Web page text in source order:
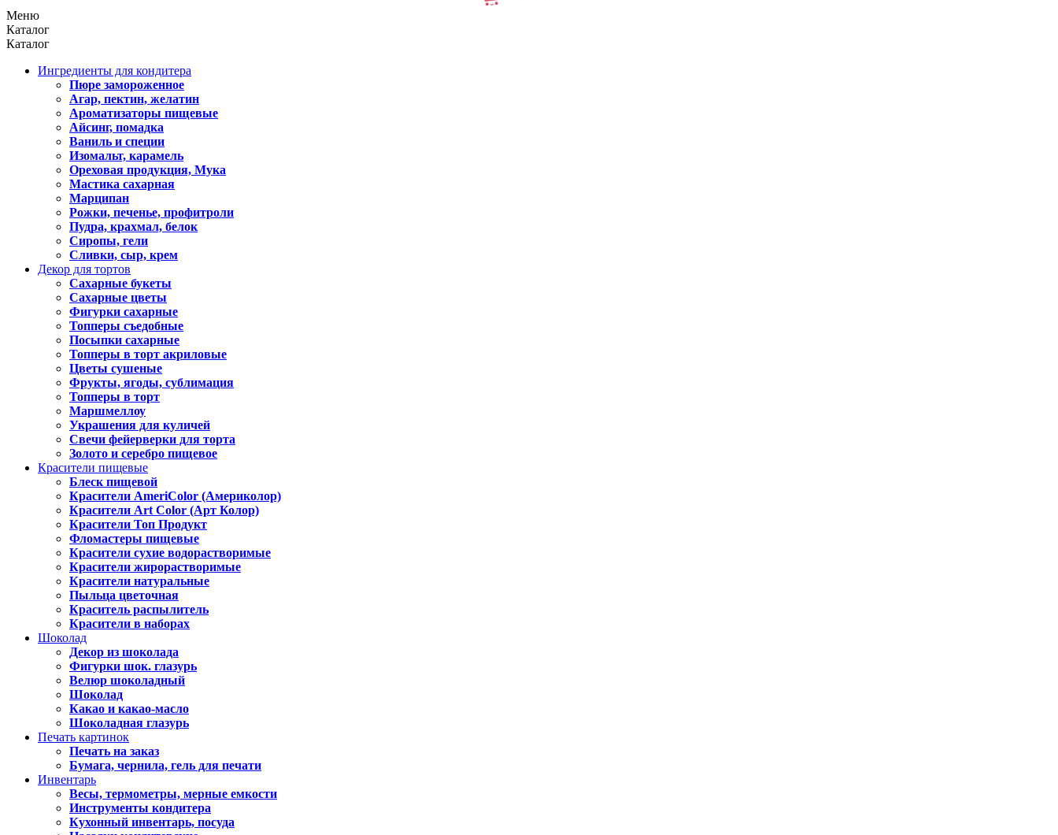
Меню
Каталог
Каталог
Ингредиенты для кондитера
Пюре замороженное
Агар, пектин, желатин
Ароматизаторы пищевые
Айсинг, помадка
Ваниль и специи
Изомальт, карамель
Ореховая продукция, Мука
Мастика сахарная
Марципан
Рожки, печенье, профитроли
Пудра, крахмал, белок
Сиропы, гели
Сливки, сыр, крем
Декор для тортов
Сахарные букеты
Сахарные цветы
Фигурки сахарные
Топперы съедобные
Посыпки сахарные
Топперы в торт акриловые
Цветы сушеные
Фрукты, ягоды, сублимация
Топперы в торт
Маршмеллоу
Украшения для куличей
Свечи фейерверки для торта
Золото и серебро пищевое
Красители пищевые
Блеск пищевой
Красители AmeriColor (Америколор)
Красители Art Color (Арт Колор)
Красители Топ Продукт
Фломастеры пищевые
Красители сухие водорастворимые
Красители жирорастворимые
Красители натуральные
Пыльца цветочная
Краситель распылитель
Красители в наборах
Шоколад
Декор из шоколада
Фигурки шок. глазурь
Велюр шоколадный
Шоколад
Какао и какао-масло
Шоколадная глазурь
Печать картинок
Печать на заказ
Бумага, чернила, гель для печати
Инвентарь
Весы, термометры, мерные емкости
Инструменты кондитера
Кухонный инвентарь, посуда